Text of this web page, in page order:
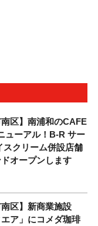
南区】南浦和のCAFE
ューアル！B-R サー
スクリーム併設店舗
オープンします
南区】新商業施設
エア」にコメダ珈琲